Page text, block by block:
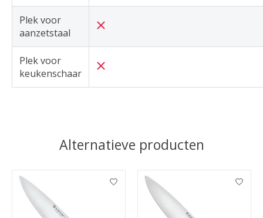
Plek voor
aanzetstaal
Plek voor
keukenschaar
Alternatieve producten
Items van productcarrousel